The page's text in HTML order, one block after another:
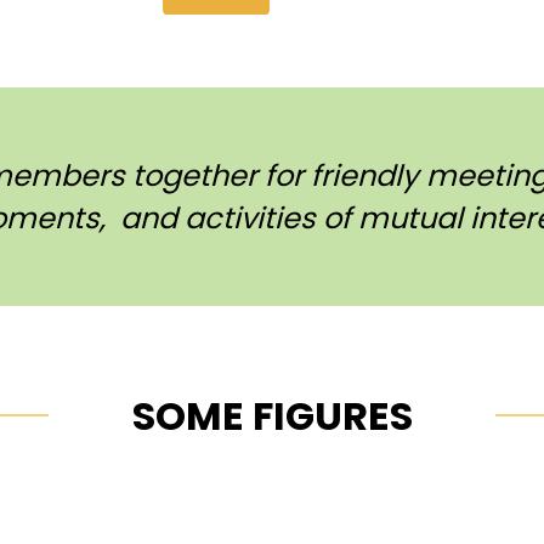
together for friendly
and activities of mutual
SOME FIGURES